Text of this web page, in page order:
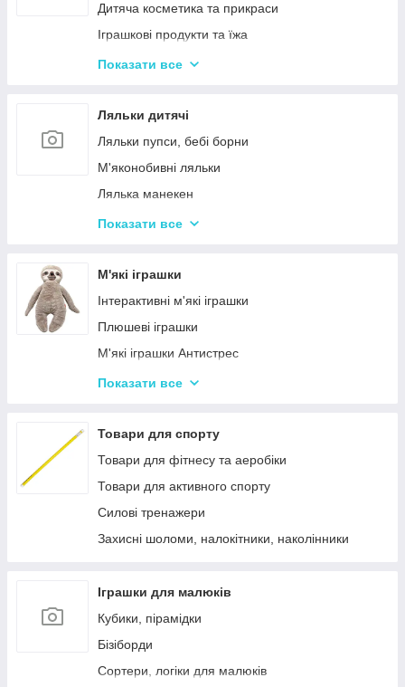
Дитяча косметика та прикраси
Іграшкові продукти та їжа
Іграшковий посуд
Дитячі ігрові набори для прибирання
Дитячі рольові набори лікаря
Дитячий ігровий набір кухня
Дитячий ігровий магазин, касса
Іграшковий салон краси, трюмо
Показати все
Ляльки дитячі
Ляльки пупси, бебі борни
М'яконобивні ляльки
Лялька манекен
Барбі та схожі ляльки
Лялькові будиночки
Візочки для ляльок
Ліжечка для ляльок
Одяг та аксесуари для Ляльок
Показати все
М'які іграшки
Інтерактивні м'які іграшки
Плюшеві іграшки
М'які іграшки Антистрес
Іграшки для лялькового театру
Показати все
Товари для спорту
Товари для фітнесу та аеробіки
Товари для активного спорту
Силові тренажери
Захисні шоломи, налокітники, наколінники
Іграшки для малюків
Кубики, пірамідки
Бізіборди
Сортери, логіки для малюків